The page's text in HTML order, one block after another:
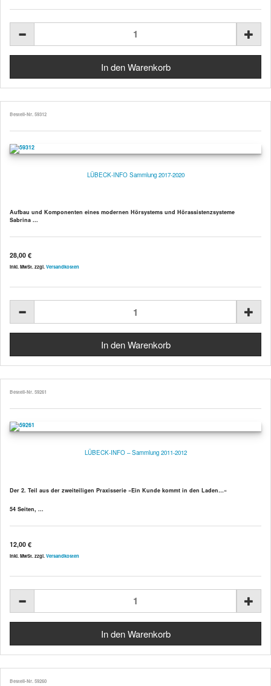
Bestell-Nr. 59312
LÜBECK-INFO Sammlung 2017-2020
Aufbau und Komponenten eines modernen Hörsystems und Hörassistenzsysteme
Sabrina ...
28,00 €
inkl. MwSt. zzgl. Versandkosten
Bestell-Nr. 59261
LÜBECK-INFO – Sammlung 2011-2012
Der 2. Teil aus der zweiteiligen Praxisserie »Ein Kunde kommt in den Laden…«
54 Seiten, ...
12,00 €
inkl. MwSt. zzgl. Versandkosten
Bestell-Nr. 59260